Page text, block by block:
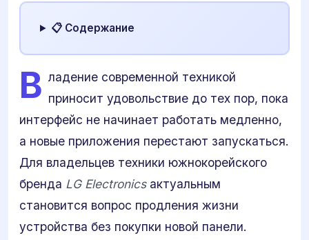
📋 Содержание
В ладение современной техникой
приносит удовольствие до тех пор, пока
интерфейс не начинает работать медленно,
а новые приложения перестают запускаться.
Для владельцев техники южнокорейского
бренда LG Electronicsактуальным
становится вопрос продления жизни
устройства без покупки новой панели.